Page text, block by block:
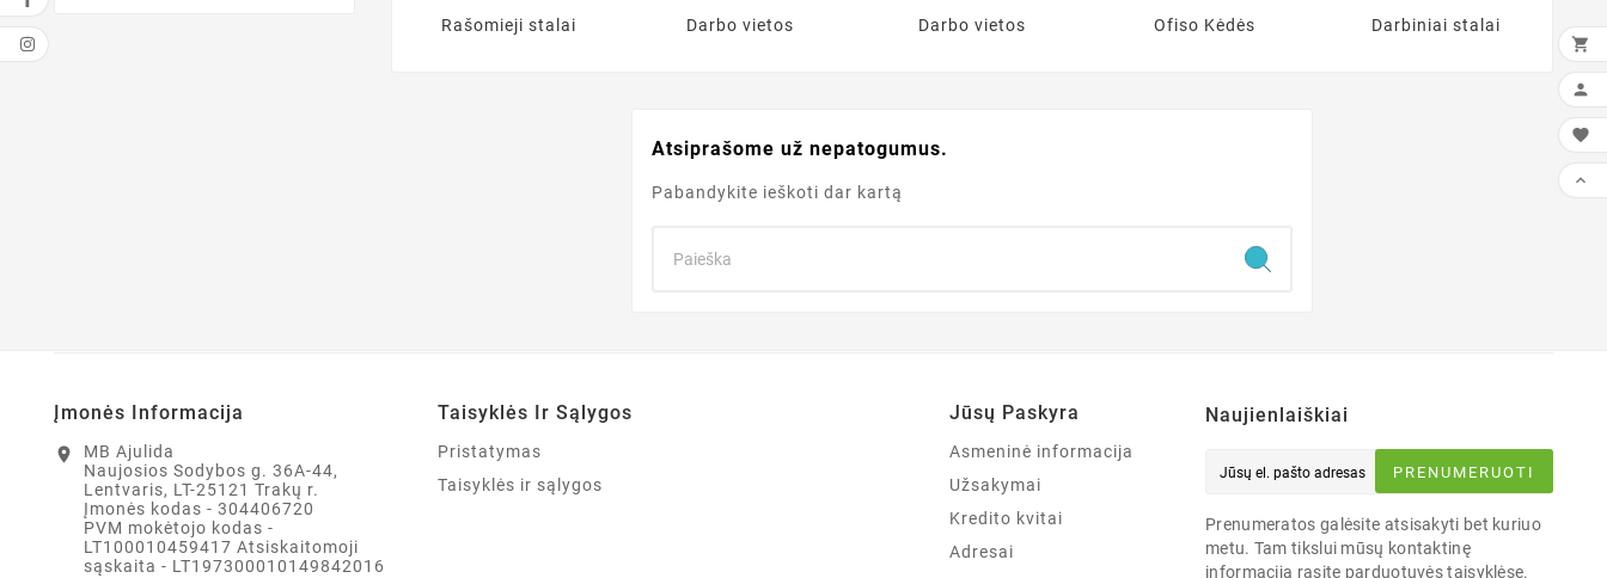
Rašomieji stalai Darbo vietos Darbo vietos Ofiso Kėdės Darbiniai stalai
Atsiprašome už nepatogumus.
Pabandykite ieškoti dar kartą
Įmonės Informacija
location_on
MB Ajulida
Naujosios Sodybos g. 36A-44,
Lentvaris, LT-25121 Trakų r.
Įmonės kodas - 304406720
PVM mokėtojo kodas -
LT100010459417 Atsiskaitomoji
sąskaita - LT197300010149842016
Taisyklės Ir Sąlygos
Pristatymas
Taisyklės ir sąlygos
Jūsų Paskyra
Asmeninė informacija
Užsakymai
Kredito kvitai
Adresai
Naujienlaiškiai
PRENUMERUOTI
Prenumeratos galėsite atsisakyti bet kuriuo
metu. Tam tikslui mūsų kontaktinę
informaciją rasite parduotuvės taisyklėse.



